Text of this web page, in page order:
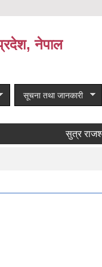
प्रदेश, नेपाल
सूचना तथा जानकारी
सुत्र राजश्व